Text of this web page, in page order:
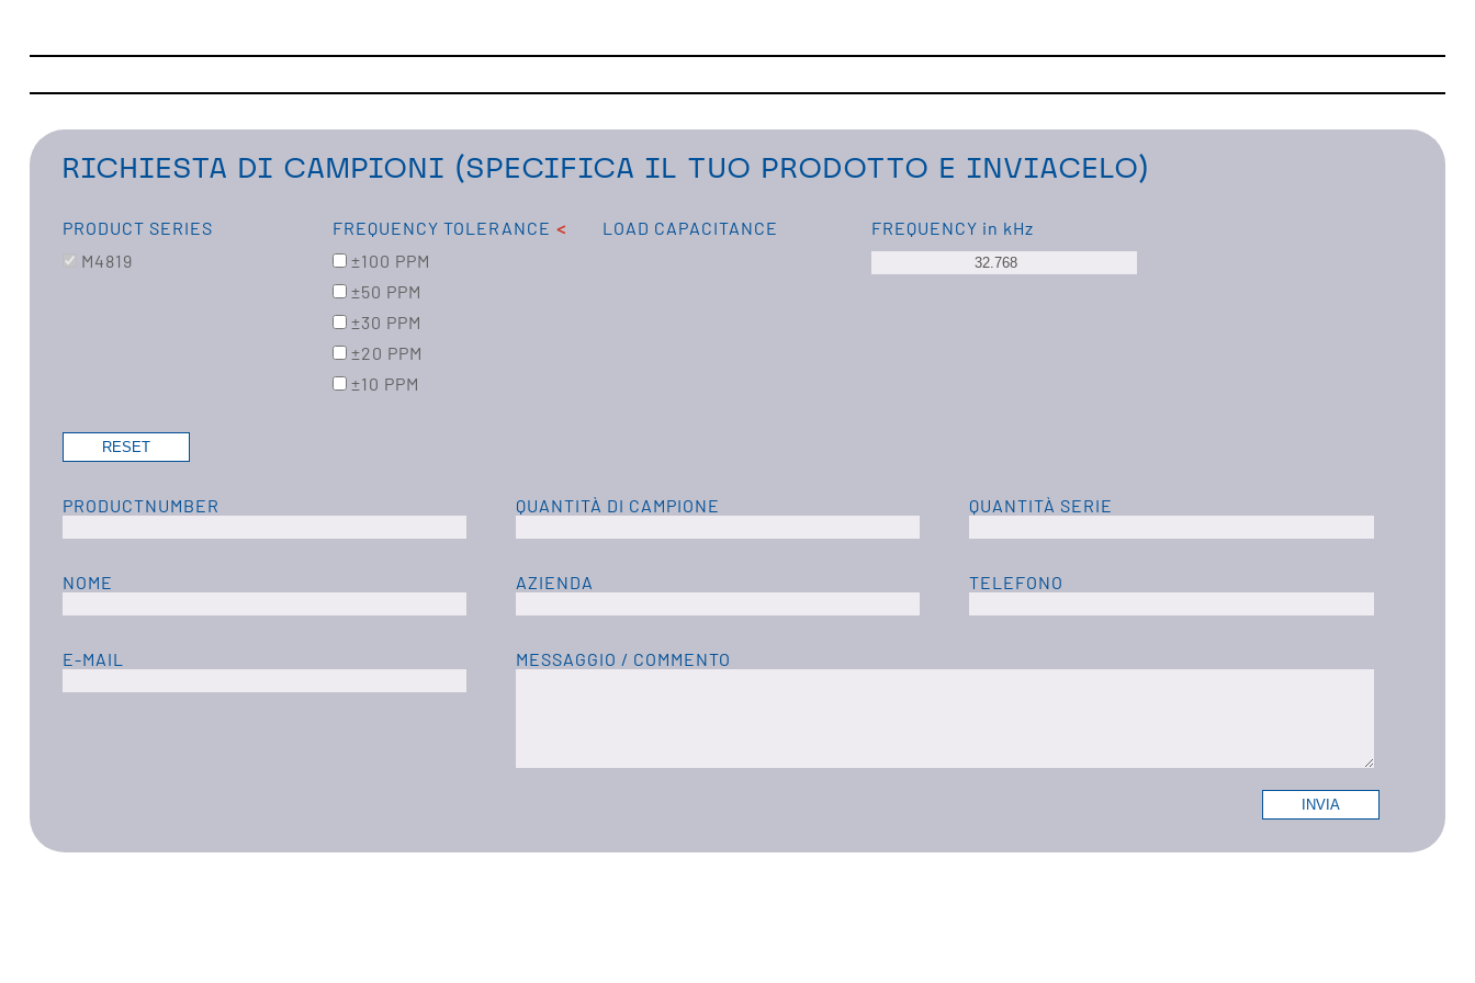
RICHIESTA DI CAMPIONI (SPECIFICA IL TUO PRODOTTO E INVIACELO)
PRODUCT SERIES
M4819
FREQUENCY TOLERANCE
±100 PPM
±50 PPM
±30 PPM
±20 PPM
±10 PPM
LOAD CAPACITANCE FREQUENCY in kHz
PRODUCTNUMBER QUANTITÀ DI CAMPIONE QUANTITÀ SERIE
NOME AZIENDA TELEFONO
E-MAIL MESSAGGIO / COMMENTO